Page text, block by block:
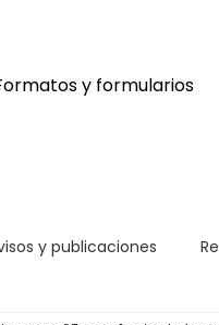
y formularios
y publicaciones